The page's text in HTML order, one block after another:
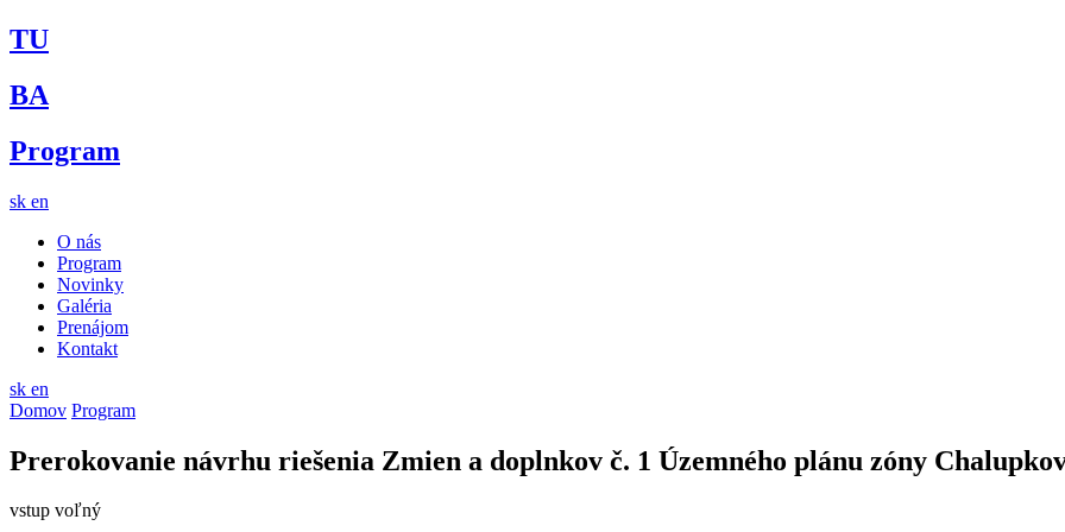
TU
BA
Program
sk en
O nás
Program
Novinky
Galéria
Prenájom
Kontakt
sk en
Domov Program
Prerokovanie návrhu riešenia Zmien a doplnkov č. 1 Územného plánu zóny
vstup voľný